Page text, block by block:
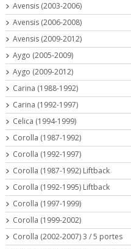
Avensis (2003-2006)
Avensis (2006-2008)
Avensis (2009-2012)
Aygo (2005-2009)
Aygo (2009-2012)
Carina (1988-1992)
Carina (1992-1997)
Celica (1994-1999)
Corolla (1987-1992)
Corolla (1992-1997)
Corolla (1987-1992) Liftback
Corolla (1992-1995) Liftback
Corolla (1997-1999)
Corolla (1999-2002)
Corolla (2002-2007) 3 / 5 portes